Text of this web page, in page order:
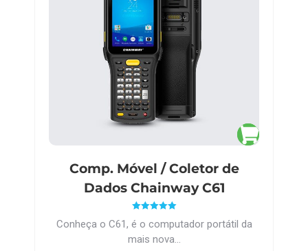
Comp. Móvel / Coletor de
Dados Chainway C61
5.00de 5
Conheça o C61, é o computador portátil da
mais nova…